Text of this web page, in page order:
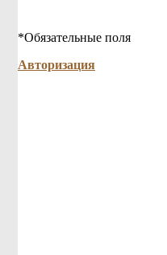
*Обязательные поля
Авторизация